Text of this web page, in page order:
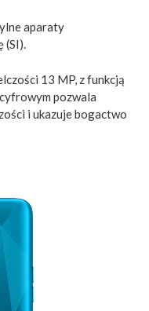
aparaty
(SI).
13 MP, z funkcją
pozwala
i ukazuje bogactwo